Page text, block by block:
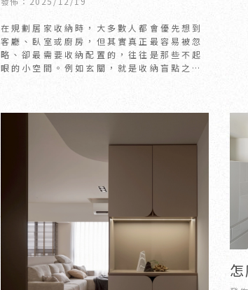
潢推薦｜竹北室內裝潢推薦
在規劃居家收納時，大多數人都會優先想到
客廳、臥室或廚房，但其實真正最容易被忽
略、卻最需要收納配置的，往往是那些不起
眼的小空間。例如玄關，就是收納盲點之